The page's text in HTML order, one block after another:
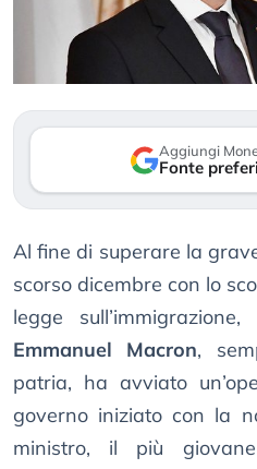
Aggiungi
Fonte
Al fine di superare la
scorso dicembre con lo
legge
Emmanuel Macron,
patria, ha avviato
governo iniziato con la
ministro, il più